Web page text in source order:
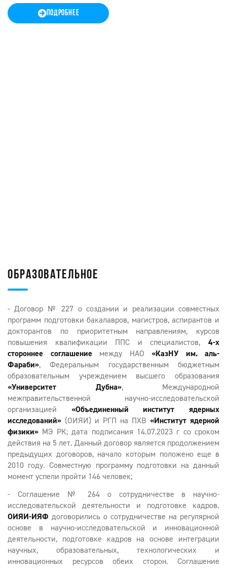
ПОДРОБНЕЕ
ОБРАЗОВАТЕЛЬНОЕ
- Договор № 227 о создании и реализации совместных
программ подготовки бакалавров, магистров, аспирантов и
докторантов по приоритетным направлениям, курсов
повышения квалификации ППС и специалистов, 4-х
стороннее соглашение между НАО «КазНУ им. аль-
Фараби», Федеральным государственным бюджетным
образовательным учреждением высшего образования
«Университет Дубна», Международной
межправительственной научно-исследовательской
организацией «Объединенный институт ядерных
исследований» (ОИЯИ) и РГП на ПХВ «Институт ядерной
физики» МЭ РК; дата подписания 14.07.2023 г со сроком
действия на 5 лет. Данный договор является продолжением
предыдущих договоров, начало которым положено еще в
2010 году. Совместную программу подготовки на данный
момент успели пройти 146 человек;
- Соглашение № 264 о сотрудничестве в научно-
исследовательской деятельности и подготовке кадров.
ОИЯИ-ИЯФ договорились о сотрудничестве на регулярной
основе в научно-исследовательской и инновационной
деятельности, подготовке кадров на основе интеграции
научных, образовательных, технологических и
инновационных ресурсов обеих сторон. Соглашение